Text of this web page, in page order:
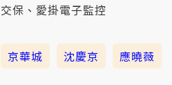
保、愛掛電子監控
京華城 沈慶京
應曉薇